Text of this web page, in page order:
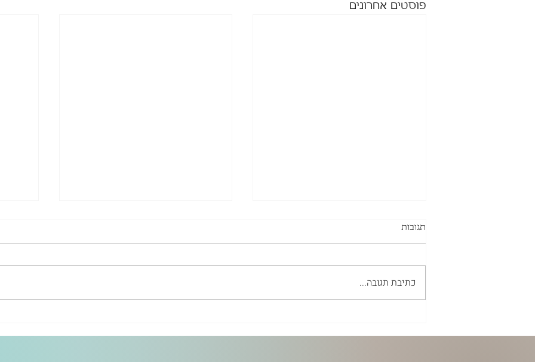
פוסטים אחרונים
אבץ”, אלא תמיכה ממוקדת
תגובות
כתיבת תגובה...